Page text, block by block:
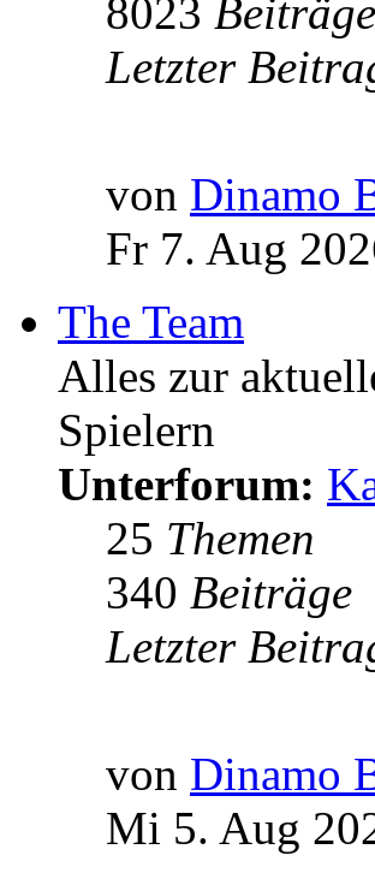
8023 Beiträge
Letzter
von Dinamo
Fr 7. Aug
The Team
Alles zur
Spielern
Unterforum:
25 Themen
340 Beiträge
Letzter
von Dinamo
Mi 5. Aug